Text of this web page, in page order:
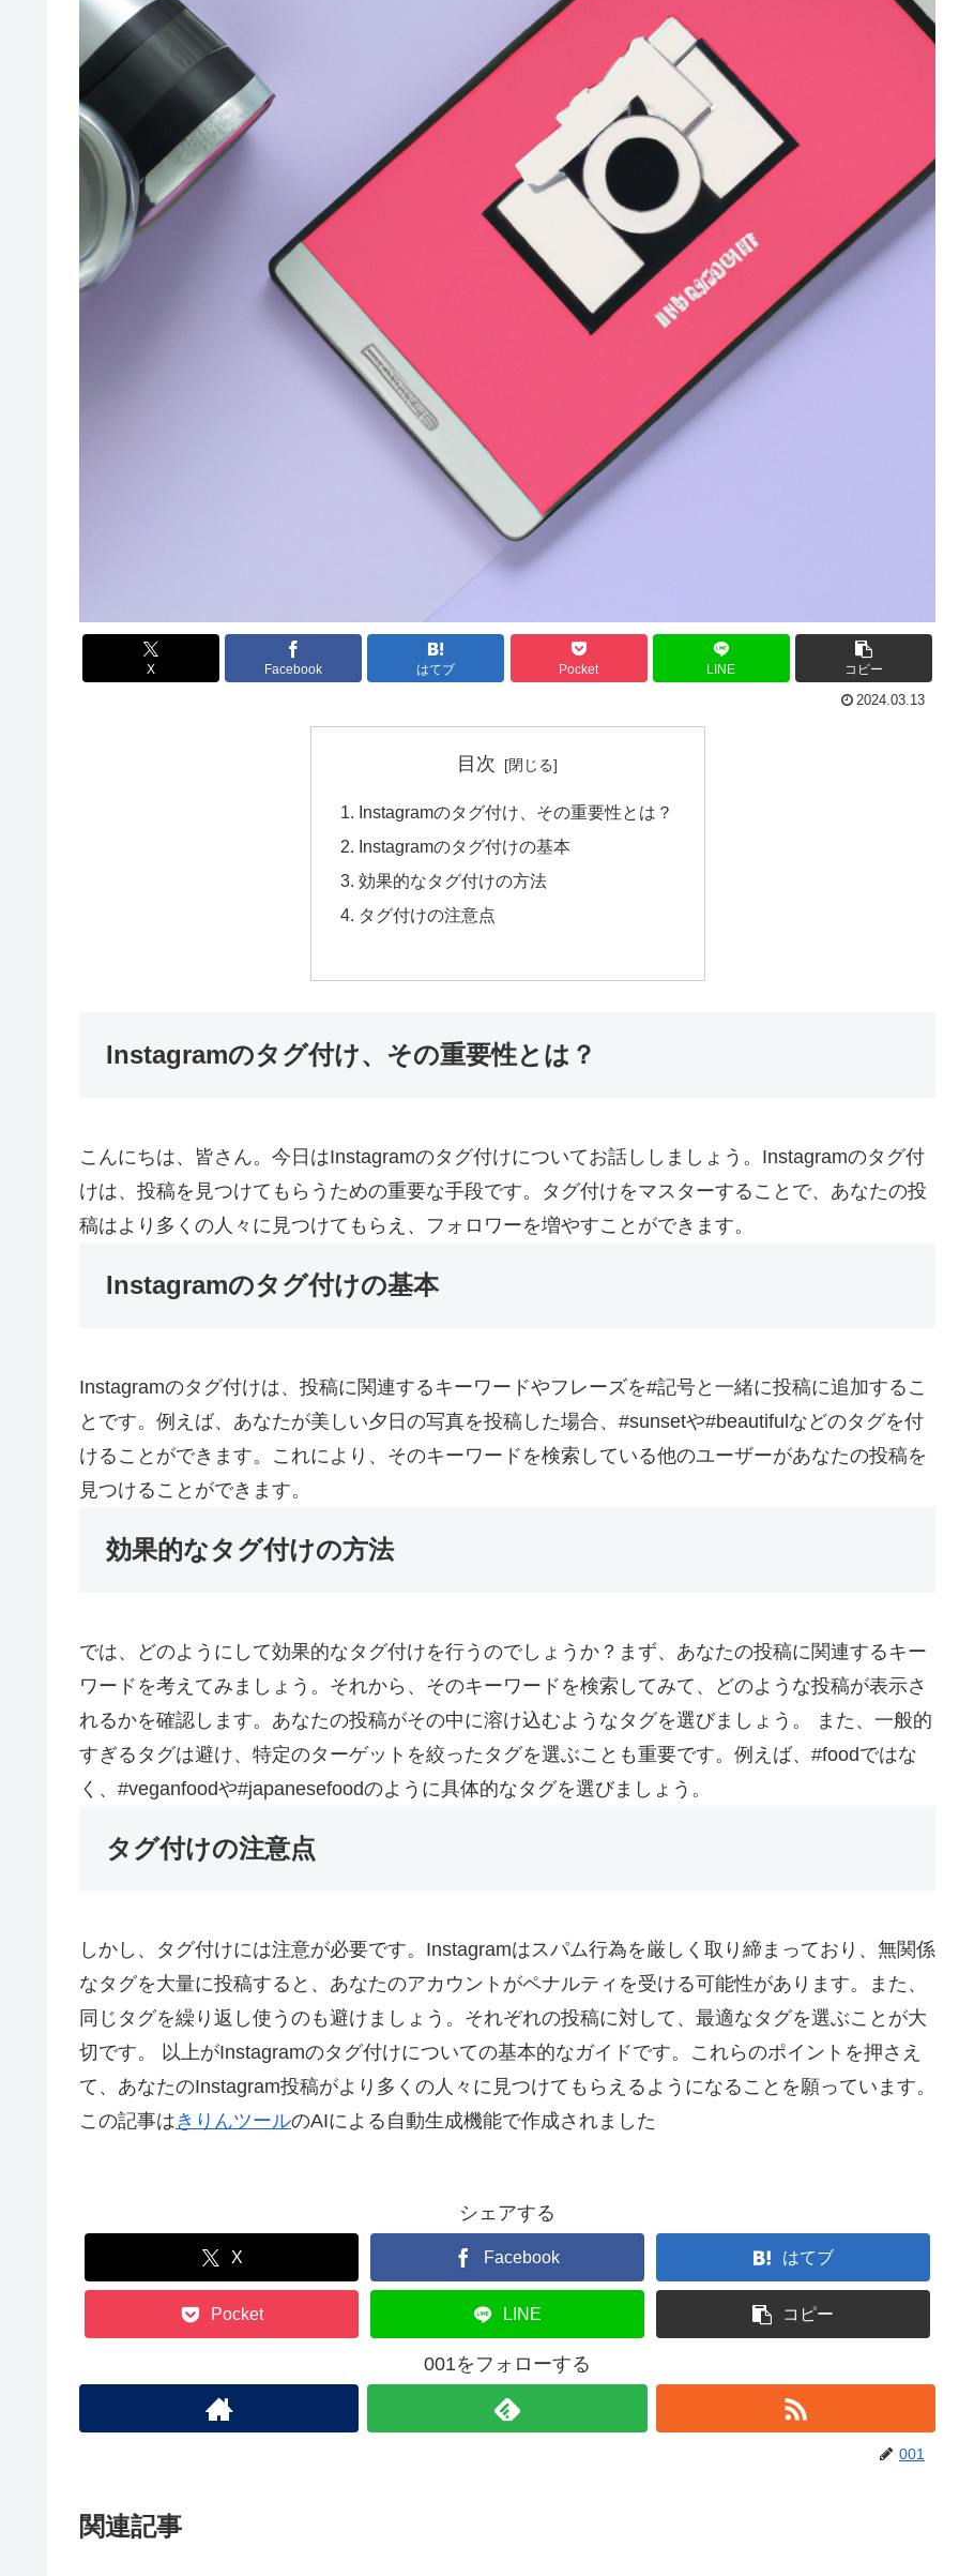
X Facebook はてブ Pocket LINE コピー
2024.03.13
目次
Instagramのタグ付け、その重要性とは？
Instagramのタグ付けの基本
効果的なタグ付けの方法
タグ付けの注意点
Instagramのタグ付け、その重要性とは？
こんにちは、皆さん。今日はInstagramのタグ付けについてお話ししましょう。Instagramのタグ付
けは、投稿を見つけてもらうための重要な手段です。タグ付けをマスターすることで、あなたの投
稿はより多くの人々に見つけてもらえ、フォロワーを増やすことができます。
Instagramのタグ付けの基本
Instagramのタグ付けは、投稿に関連するキーワードやフレーズを#記号と一緒に投稿に追加するこ
とです。例えば、あなたが美しい夕日の写真を投稿した場合、#sunsetや#beautifulなどのタグを付
けることができます。これにより、そのキーワードを検索している他のユーザーがあなたの投稿を
見つけることができます。
効果的なタグ付けの方法
では、どのようにして効果的なタグ付けを行うのでしょうか？まず、あなたの投稿に関連するキー
ワードを考えてみましょう。それから、そのキーワードを検索してみて、どのような投稿が表示さ
れるかを確認します。あなたの投稿がその中に溶け込むようなタグを選びましょう。 また、一般的
すぎるタグは避け、特定のターゲットを絞ったタグを選ぶことも重要です。例えば、#foodではな
く、#veganfoodや#japanesefoodのように具体的なタグを選びましょう。
タグ付けの注意点
しかし、タグ付けには注意が必要です。Instagramはスパム行為を厳しく取り締まっており、無関係
なタグを大量に投稿すると、あなたのアカウントがペナルティを受ける可能性があります。また、
同じタグを繰り返し使うのも避けましょう。それぞれの投稿に対して、最適なタグを選ぶことが大
切です。 以上がInstagramのタグ付けについての基本的なガイドです。これらのポイントを押さえ
て、あなたのInstagram投稿がより多くの人々に見つけてもらえるようになることを願っています。
この記事はきりんツールのAIによる自動生成機能で作成されました
シェアする
X Facebook はてブ
Pocket LINE コピー
001をフォローする
001
関連記事